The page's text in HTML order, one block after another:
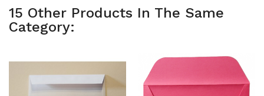
15 Other Products In The Same
Category: